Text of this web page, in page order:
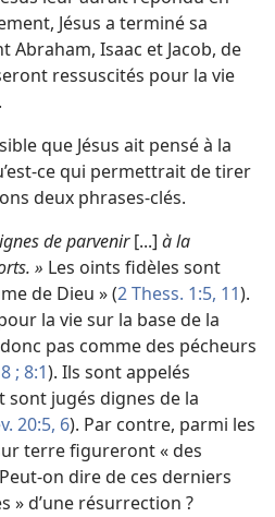
Jésus a terminé sa
Isaac et Jacob, de
ressuscités pour la vie
que Jésus ait pensé à la
ce qui permettrait de tirer
deux phrases-clés.
de parvenir[...] à la
» Les oints fidèles sont
de Dieu » (2 Thess. 1:5, 11).
la vie sur la base de la
pas comme des pécheurs
; 8:1). Ils sont appelés
sont jugés dignes de la
20:5, 6). Par contre, parmi les
terre figureront « des
on dire de ces derniers
» d’une résurrection ?